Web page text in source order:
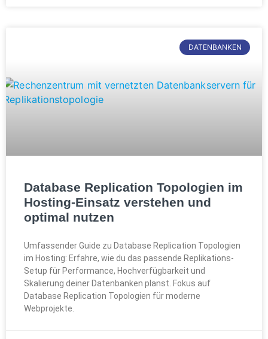
DATENBANKEN
Database Replication Topologien im
Hosting-Einsatz verstehen und
optimal nutzen
Umfassender Guide zu Database Replication Topologien
im Hosting: Erfahre, wie du das passende Replikations-
Setup für Performance, Hochverfügbarkeit und
Skalierung deiner Datenbanken planst. Fokus auf
Database Replication Topologien für moderne
Webprojekte.